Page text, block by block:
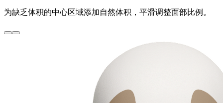
为缺乏体积的中心区域添加自然体积，平滑调整面部比例。